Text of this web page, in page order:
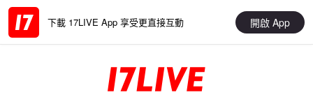
下載 17LIVE App 享受更直接互動 開啟 App